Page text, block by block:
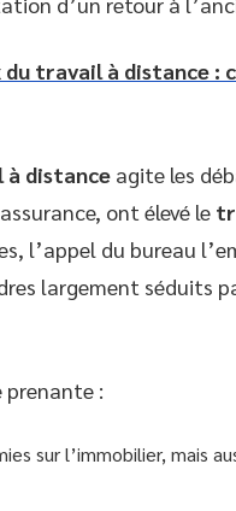
travail à distance :
à distance agite les
ont élevé le
l’appel du bureau
largement séduits
prenante :
sur l’immobilier, mais